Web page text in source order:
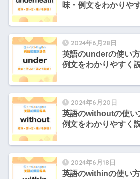
味・例文をわかりや
2024年6月28日
英語のunderの使い
例文をわかりやすく
2024年6月20日
英語のwithoutの使い
例文をわかりやすく
2024年6月18日
英語のwithinの使い